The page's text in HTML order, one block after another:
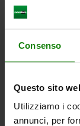
Consenso
Questo sito
Utilizziamo i
annunci, per